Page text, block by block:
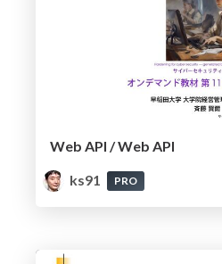
Web API / Web API
ks91
PRO